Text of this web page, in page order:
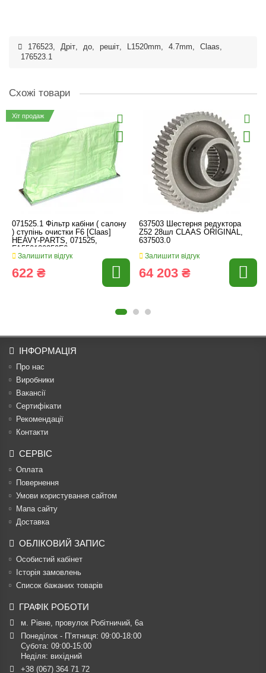
176523, Дріт, до, решіт, L1520mm, 4.7mm, Claas,
176523.1
Схожі товари
Хіт продаж
071525.1 Фільтр кабіни ( салону
) ступінь очистки F6 [Claas]
HEAVY-PARTS, 071525,
FA550130250F6
Залишити відгук
622 ₴
637503 Шестерня редуктора
Z52 28шл CLAAS ORIGINAL,
637503.0
Залишити відгук
64 203 ₴
ІНФОРМАЦІЯ
Про нас
Виробники
Вакансії
Сертифікати
Рекомендації
Контакти
СЕРВІС
Оплата
Повернення
Умови користування сайтом
Мапа сайту
Доставка
ОБЛІКОВИЙ ЗАПИС
Особистий кабінет
Історія замовлень
Список бажаних товарів
ГРАФІК РОБОТИ
м. Рівне, провулок Робітничий, 6а
Понеділок - П’ятниця: 09:00-18:00
Субота: 09:00-15:00
Неділя: вихідний
+38 (067) 364 71 72